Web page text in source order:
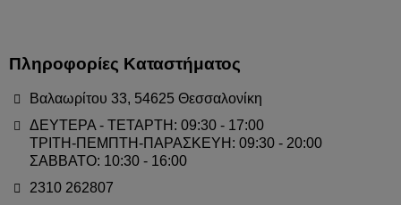
Πληροφορίες Καταστήματος
Βαλαωρίτου 33, 54625 Θεσσαλονίκη
ΔΕΥΤΕΡΑ - ΤΕΤΑΡΤΗ: 09:30 - 17:00
ΤΡΙΤΗ-ΠΕΜΠΤΗ-ΠΑΡΑΣΚΕΥΗ: 09:30 - 20:00
ΣΑΒΒΑΤΟ: 10:30 - 16:00
2310 262807